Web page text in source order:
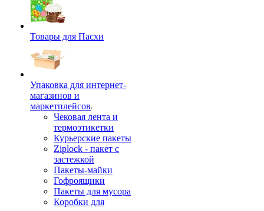
Товары для Пасхи
Упаковка для интернет-
магазинов и
маркетплейсов
Чековая лента и
термоэтикетки
Курьерские пакеты
Ziplock - пакет с
застежкой
Пакеты-майки
Гофроящики
Пакеты для мусора
Коробки для